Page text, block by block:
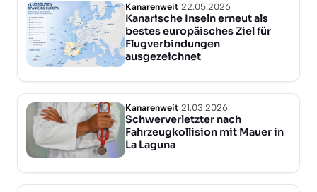
Kanarenweit 22.05.2026
Kanarische Inseln erneut als
bestes europäisches Ziel für
Flugverbindungen
ausgezeichnet
Kanarenweit 21.03.2026
Schwerverletzter nach
Fahrzeugkollision mit Mauer in
La Laguna